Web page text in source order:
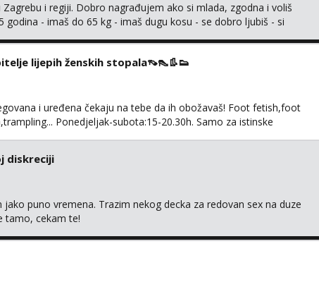
i regiji. Dobro nagrađujem ako si mlada, zgodna i voliš
godina - imaš do 65 kg - imaš dugu kosu - se dobro ljubiš - si
lijepih ženskih stopala👡👠👢👟
i uređena čekaju na tebe da ih obožavaš! Foot fetish,foot
Ponedjeljak-subota:15-20.30h. Samo za istinske
diskreciji
puno vremena. Trazim nekog decka za redovan sex na duze
tamo, cekam te!